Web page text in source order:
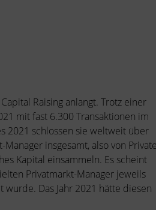
Raising anlangt. Trotz einer
mit fast 6.300 Transaktionen im
2021 schlossen sie weltweit über
insgesamt, also von Private
Kapital einsammeln. Es scheint
Privatmarkt-Manager jeweils
Das Jahr 2021 hätte diesen